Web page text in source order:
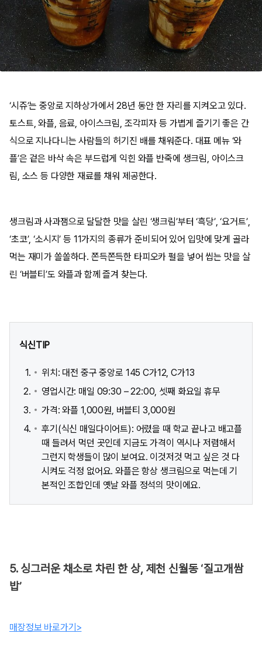
‘시쥬’는 중앙로 지하상가에서 28년 동안 한 자리를 지켜오고 있다.
토스트, 와플, 음료, 아이스크림, 조각피자 등 가볍게 즐기기 좋은 간
식으로 지나다니는 사람들의 허기진 배를 채워준다. 대표 메뉴 ‘와
플’은 겉은 바삭 속은 부드럽게 익힌 와플 반죽에 생크림, 아이스크
림, 소스 등 다양한 재료를 채워 제공한다.
생크림과 사과잼으로 달달한 맛을 살린 ‘생크림’부터 ‘흑당’, ‘요거트’,
‘초코’, ‘소시지’ 등 11가지의 종류가 준비되어 있어 입맛에 맞게 골라
먹는 재미가 쏠쏠하다. 쫀득쫀득한 타피오카 펄을 넣어 씹는 맛을 살
린 ‘버블티’도 와플과 함께 즐겨 찾는다.
식신TIP
위치: 대전 중구 중앙로 145 C가12, C가13 ​
영업시간: 매일 09:30 – 22:00, 셋째 화요일 휴무
가격: 와플 1,000원, 버블티 3,000원
후기(식신 매일다이어트): 어렸을 때 학교 끝나고 배고플
때 들려서 먹던 곳인데 지금도 가격이 역시나 저렴해서
그런지 학생들이 많이 보여요. 이것저것 먹고 싶은 것 다
시켜도 걱정 없어요. 와플은 항상 생크림으로 먹는데 기
본적인 조합인데 옛날 와플 정석의 맛이에요.
5. 싱그러운 채소로 차린 한 상, 제천 신월동 ‘질고개쌈
밥’
매장정보 바로가기>